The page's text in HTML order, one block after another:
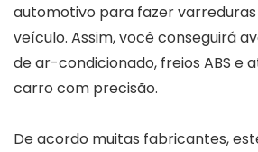
automotivo para fazer
veículo. Assim, você conseguirá
de ar-condicionado, freios ABS e
carro com precisão.
De acordo muitas fabricantes,